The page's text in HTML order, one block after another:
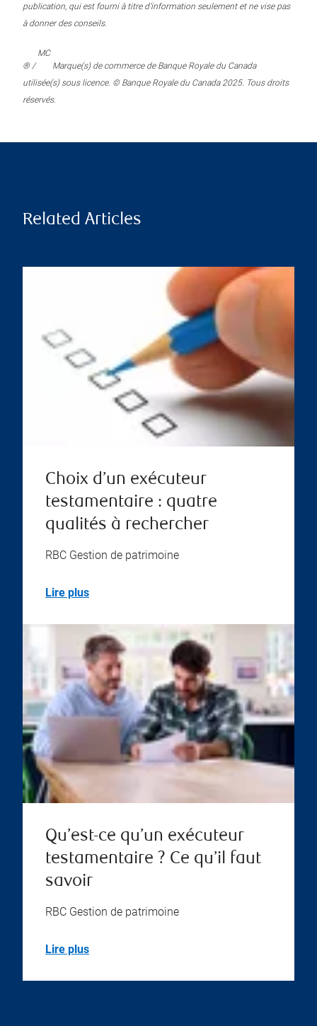
publication, qui est fourni à titre d’information seulement et ne vise pas
à donner des conseils.
® /
MC
Marque(s) de commerce de Banque Royale du Canada
utilisée(s) sous licence. © Banque Royale du Canada 2025. Tous droits
réservés.
Related Articles
Choix d’un exécuteur
testamentaire : quatre
qualités à rechercher
RBC Gestion de patrimoine
Lire plus
Qu’est-ce qu’un exécuteur
testamentaire ? Ce qu’il faut
savoir
RBC Gestion de patrimoine
Lire plus